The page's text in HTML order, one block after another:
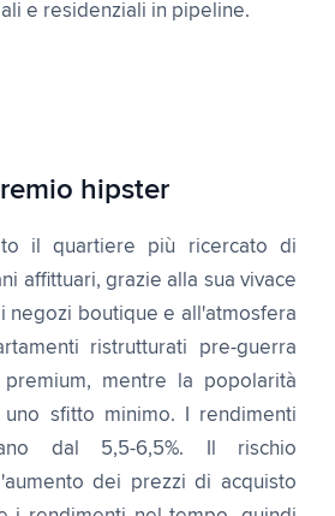
e residenziali in pipeline.
hipster
il quartiere più ricercato di
affittuari, grazie alla sua vivace
negozi boutique e all'atmosfera
ristrutturati pre-guerra
mentre la popolarità
uno sfitto minimo. I rendimenti
dal 5,5-6,5%. Il rischio
dei prezzi di acquisto